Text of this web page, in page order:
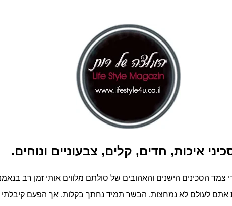
איכות, חדים, קלים, צבעוניים ונוחים.
צמד הסכינים הישנים והאהובים של סולתם מלווים אותי זמן רב
אתם לעולם לא נמחצות, הבשר תמיד נחתך בקלות. אך הפעם